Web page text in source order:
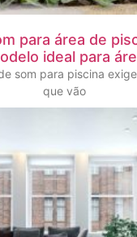
para área de
ideal para
som para piscina
que vão